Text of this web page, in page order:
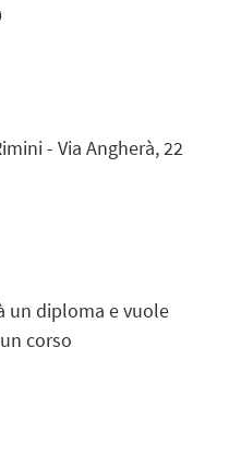
- Via Angherà, 22
un diploma e vuole
corso